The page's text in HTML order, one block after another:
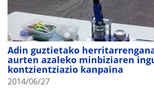
Adin guztietako
aurten azaleko minbiziaren
kontzientziazio kanpaina
2014/06/27